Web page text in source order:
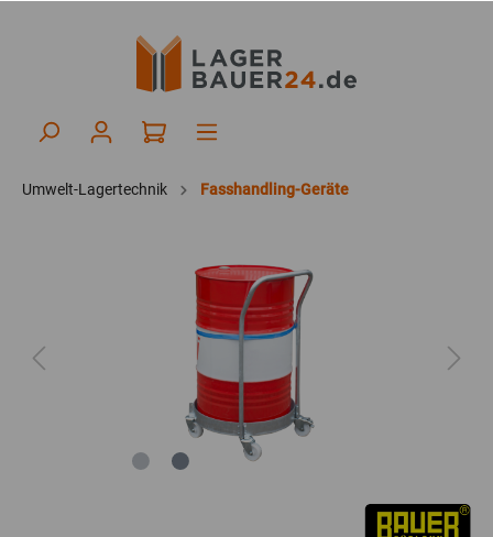
Umwelt-Lagertechnik Fasshandling-Geräte